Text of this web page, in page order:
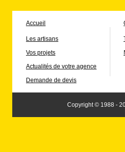
Accueil
Les artisans
Vos projets
Actualités de votre agence
Demande de devis
Copyright © 1988 -